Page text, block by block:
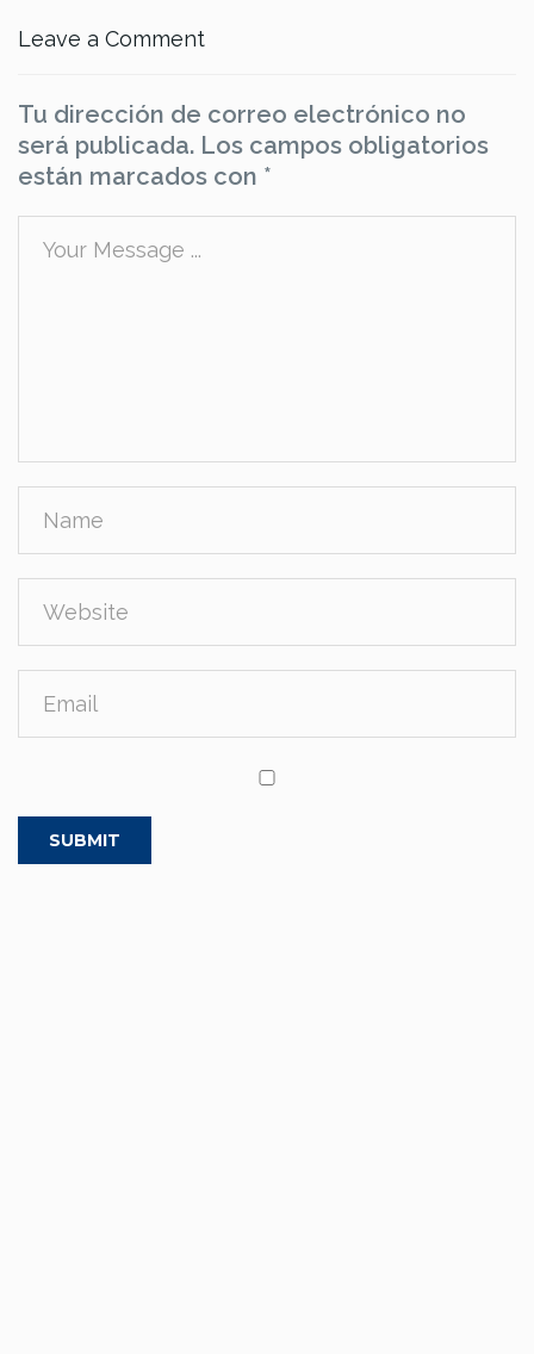
Leave a Comment
Tu dirección de correo electrónico no
será publicada. Los campos obligatorios
están marcados con *